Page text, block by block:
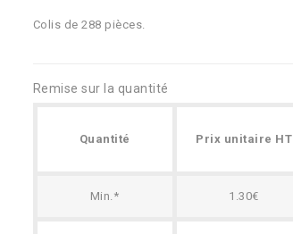
Colis de 288 pièces.
Remise sur la quantité
Quantité Prix unitaire HT
Min.* 1.30€